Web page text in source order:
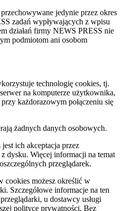
jedynie przez okres
zadań wypływających z wpisu
działań firmy NEWS PRESS nie
podmiotom ani osobom
technologię cookies, tj.
na komputerze użytkownika,
każdorazowym połączeniu się
żadnych danych osobowych.
ich akceptacja przez
dysku. Więcej informacji na temat
przeglądarek.
cookies możesz określić w
Szczegółowe informacje na ten
u dostawcy usługi
polityce prywatności. Bez